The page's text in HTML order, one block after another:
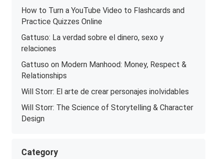
How to Turn a YouTube Video to Flashcards and
Practice Quizzes Online
Gattuso: La verdad sobre el dinero, sexo y
relaciones
Gattuso on Modern Manhood: Money, Respect &
Relationships
Will Storr: El arte de crear personajes inolvidables
Will Storr: The Science of Storytelling & Character
Design
Category